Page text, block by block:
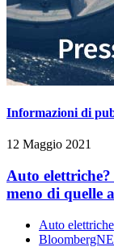
Informazioni di
12 Maggio 2021
Auto
meno di quelle
Auto elettriche